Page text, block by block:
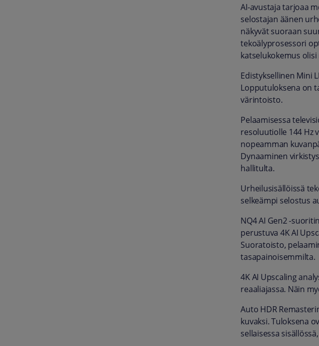
AI-avustaja tarjoaa
selostajan äänen
näkyvät suoraan
tekoälyprosessori
katselukokemus
Edistyksellinen Mini
Lopputuloksena on
värintoisto.
Pelaamisessa
resoluutiolle 144 Hz
nopeamman
Dynaaminen
hallitulta.
Urheilusisällöissä
selkeämpi selostus
NQ4 AI Gen2 -
perustuva 4K AI
Suoratoisto,
tasapainoisemmilta.
4K AI Upscaling
reaaliajassa. Näin
Auto HDR
kuvaksi. Tuloksena
sellaisessa